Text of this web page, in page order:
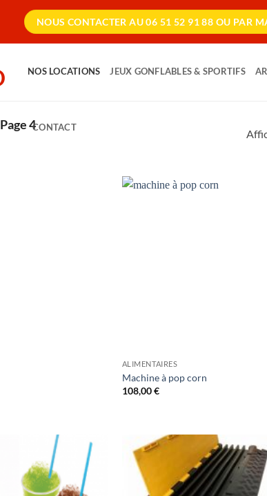
NOUS CONTACTER AU 06 51 52 91 88 OU PAR
NOS LOCATIONS JEUX GONFLABLES & SPORTIFS
CONTACT
Page 4
ALIMENTAIRES
Machine à pop corn
108,00€